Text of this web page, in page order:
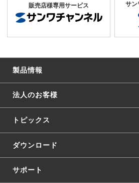
販売店様専用サービス サン
製品情報
法人のお客様
トピックス
ダウンロード
サポート